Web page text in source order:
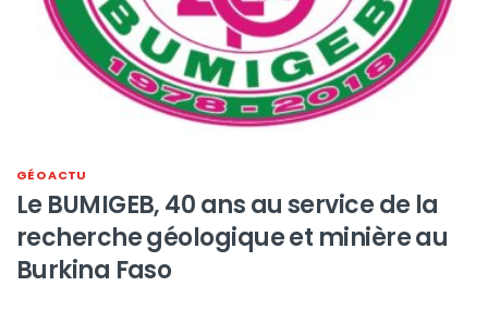
GÉO ACTU
Le BUMIGEB, 40 ans au service de la
recherche géologique et minière au
Burkina Faso